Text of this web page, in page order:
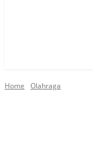
Home Olahraga